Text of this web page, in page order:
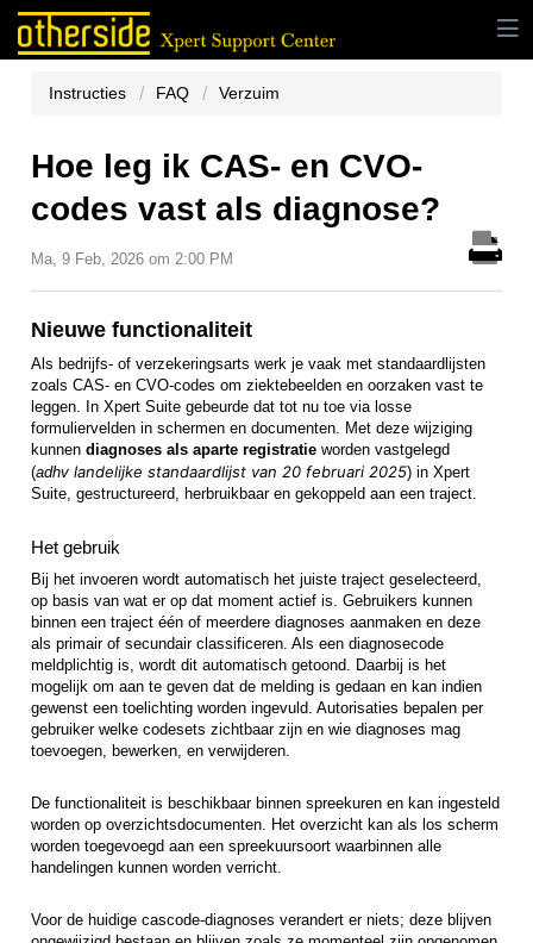
Instructies FAQ Verzuim
Hoe leg ik CAS- en CVO-
codes vast als diagnose?
Ma, 9 Feb, 2026 om 2:00 PM
Nieuwe functionaliteit
Als bedrijfs- of verzekeringsarts werk je vaak met standaardlijsten
zoals CAS- en CVO-codes om ziektebeelden en oorzaken vast te
leggen. In Xpert Suite gebeurde dat tot nu toe via losse
formuliervelden in schermen en documenten. Met deze wijziging
kunnen diagnoses als aparte registratie worden vastgelegd
(adhv landelijke standaardlijst van 20 februari 2025) in Xpert
Suite, gestructureerd, herbruikbaar en gekoppeld aan een traject.
Het gebruik
Bij het invoeren wordt automatisch het juiste traject geselecteerd,
op basis van wat er op dat moment actief is. Gebruikers kunnen
binnen een traject één of meerdere diagnoses aanmaken en deze
als primair of secundair classificeren. Als een diagnosecode
meldplichtig is, wordt dit automatisch getoond. Daarbij is het
mogelijk om aan te geven dat de melding is gedaan en kan indien
gewenst een toelichting worden ingevuld. Autorisaties bepalen per
gebruiker welke codesets zichtbaar zijn en wie diagnoses mag
toevoegen, bewerken, en verwijderen.
De functionaliteit is beschikbaar binnen spreekuren en kan ingesteld
worden op overzichtsdocumenten. Het overzicht kan als los scherm
worden toegevoegd aan een spreekuursoort waarbinnen alle
handelingen kunnen worden verricht.
Voor de huidige cascode-diagnoses verandert er niets; deze blijven